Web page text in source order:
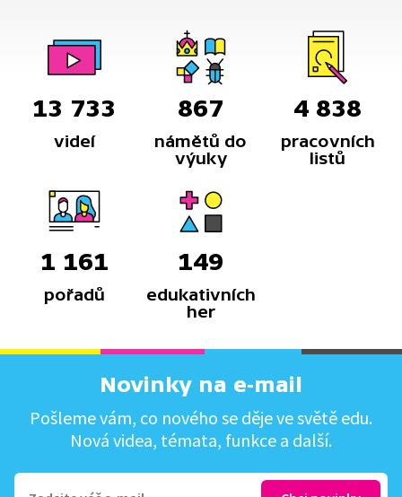
13 733
videí
867
námětů do
výuky
4 838
pracovních
listů
1 161
pořadů
149
edukativních
her
Novinky na e-mail
Pošleme vám, co nového se děje ve světě edu.
Nová videa, témata, funkce a další.